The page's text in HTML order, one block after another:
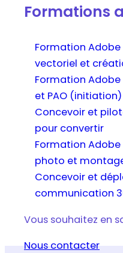
Formations
Formation Adobe
vectoriel et
Formation Adobe
et PAO (initiation)
Concevoir et
pour convertir
Formation
photo et
Concevoir et
communication
Vous souhaitez en
Nous contacter